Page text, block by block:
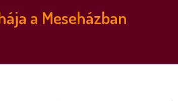
a Meseházban